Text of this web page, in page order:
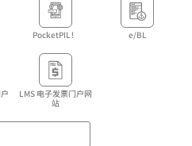
PocketPIL！ e/BL
LMS 电子发票门户网
站